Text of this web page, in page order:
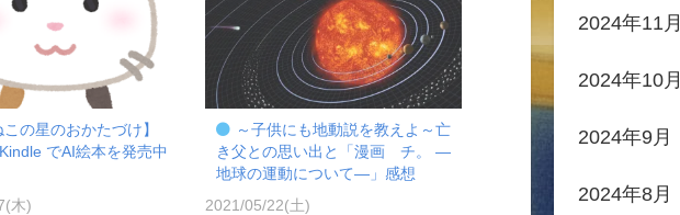
の星のおかたづけ】
でAI絵本を発売中
木)
～子供にも地動説を教えよ～亡
き父との思い出と「漫画 チ。 ―
地球の運動について―」感想
2021/05/22(土)
2024年11月
2024年10月
2024年9月
2024年8月